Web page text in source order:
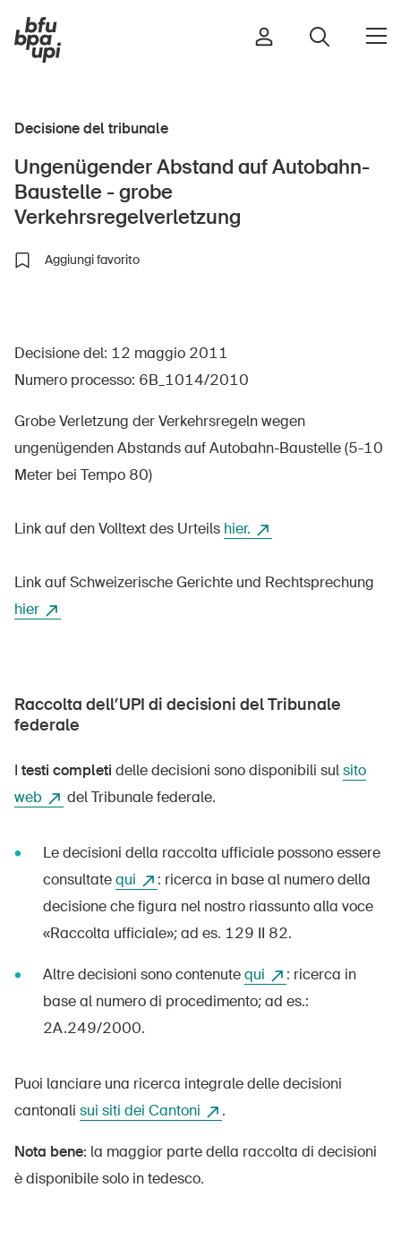
Sport e attività fisica
Edifici e impianti
UPI – chi siamo
Sinus Plus
Campagne
Corsi ed eventi
Prodotti sicuri
Approfondimenti giuridici
Delegate e delegati alla sicurezza e Comuni
Contatto e consulenza
Decisione del tribunale
Ungenügender Abstand auf Autobahn-
Baustelle - grobe
Verkehrsregelverletzung
Aggiungi favorito
Decisione del: 12 maggio 2011
Numero processo: 6B_1014/2010
Grobe Verletzung der Verkehrsregeln wegen
ungenügenden Abstands auf Autobahn-Baustelle (5-10
Meter bei Tempo 80)
Link auf den Volltext des Urteils hier.
Link auf Schweizerische Gerichte und Rechtsprechung
hier
Raccolta dell’UPI di decisioni del Tribunale
federale
I testi completi delle decisioni sono disponibili sulsito
web
del Tribunale federale.
Le decisioni della raccolta ufficiale possono essere
consultatequi
: ricerca in base al numero della
decisione che figura nel nostro riassunto alla voce
«Raccolta ufficiale»; ad es. 129 II 82.
Altre decisioni sono contenutequi
: ricerca in
base al numero di procedimento; ad es.:
2A.249/2000.
Puoi lanciare una ricerca integrale delle decisioni
cantonali sui siti dei Cantoni .
Nota bene: la maggior parte della raccolta di decisioni
è disponibile solo in tedesco.